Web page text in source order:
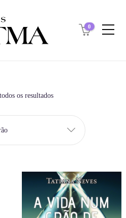
0
os resultados